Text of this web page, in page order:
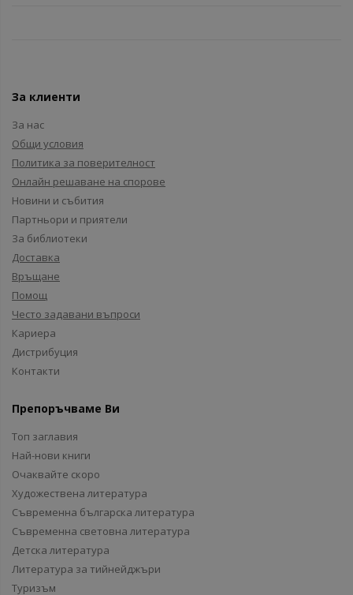
За клиенти
За нас
Общи условия
Политика за поверителност
Онлайн решаване на спорове
Новини и събития
Партньори и приятели
За библиотеки
Доставка
Връщане
Помощ
Често задавани въпроси
Кариера
Дистрибуция
Контакти
Препоръчваме Ви
Топ заглавия
Най-нови книги
Очаквайте скоро
Художествена литература
Съвременна българска литература
Съвременна световна литература
Детска литература
Литература за тийнейджъри
Туризъм